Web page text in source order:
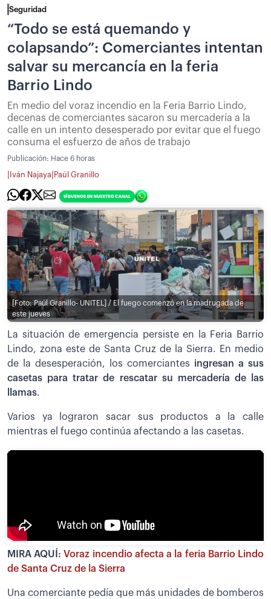
Seguridad
“Todo se está quemando y
colapsando”: Comerciantes intentan
salvar su mercancía en la feria
Barrio Lindo
En medio del voraz incendio en la Feria Barrio Lindo,
decenas de comerciantes sacaron su mercadería a la
calle en un intento desesperado por evitar que el fuego
consuma el esfuerzo de años de trabajo
Publicación: Hace 6 horas
Iván Najaya Paúl Granillo
[Foto: Paúl Granillo- UNITEL] / El fuego comenzó en la madrugada de
este jueves
La situación de emergencia persiste en la Feria Barrio
Lindo, zona este de Santa Cruz de la Sierra. En medio
de la desesperación, los comerciantes ingresan a sus
casetas para tratar de rescatar su mercadería de las
llamas.
Varios ya lograron sacar sus productos a la calle
mientras el fuego continúa afectando a las casetas.
MIRA AQUÍ:Voraz incendio afecta a la feria Barrio Lindo
de Santa Cruz de la Sierra
Una comerciante pedía que más unidades de bomberos